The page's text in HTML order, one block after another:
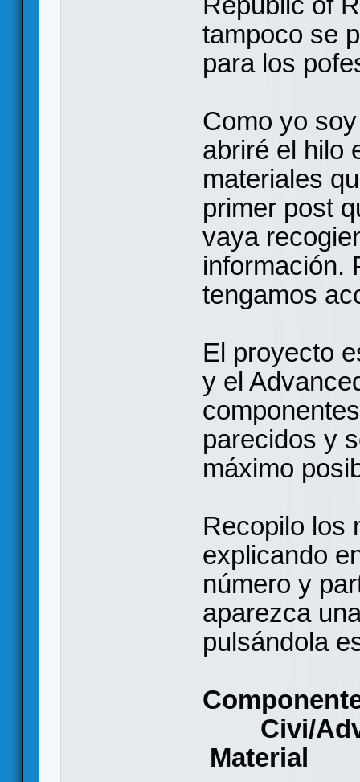
tampoco se
para los
Como yo
abriré el hilo
materiales
primer post
vaya
información.
tengamos
El proyecto
y el
parecidos y
máximo
Recopilo los
explicando
número y
aparezca
pulsándola
Civi/
Material